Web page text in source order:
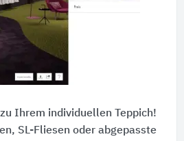
Ihrem individuellen Teppich!
SL-Fliesen oder abgepasste